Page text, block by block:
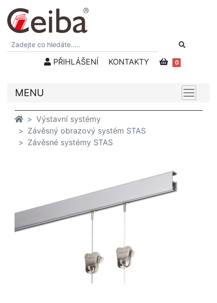
PŘIHLÁŠENÍ KONTAKTY 0
MENU
Výstavní systémy
Závěsný obrazový systém STAS
Závěsné systémy STAS